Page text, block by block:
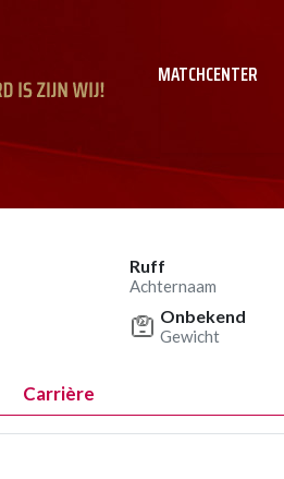
MATCHCENTER
Ruff
Achternaam
Onbekend
Gewicht
Carrière